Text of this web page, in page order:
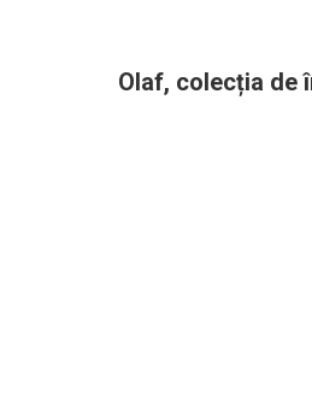
Olaf, colecția de